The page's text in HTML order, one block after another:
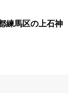
練馬区の上石神